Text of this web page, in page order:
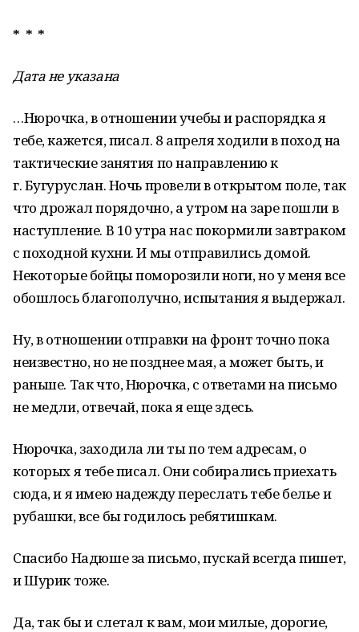
* * *
Дата не указана
…Нюрочка, в отношении учебы и распорядка я
тебе, кажется, писал. 8 апреля ходили в поход на
тактические занятия по направлению к
г. Бугуруслан. Ночь провели в открытом поле, так
что дрожал порядочно, а утром на заре пошли в
наступление. В 10 утра нас покормили завтраком
с походной кухни. И мы отправились домой.
Некоторые бойцы поморозили ноги, но у меня все
обошлось благополучно, испытания я выдержал.
Ну, в отношении отправки на фронт точно пока
неизвестно, но не позднее мая, а может быть, и
раньше. Так что, Нюрочка, с ответами на письмо
не медли, отвечай, пока я еще здесь.
Нюрочка, заходила ли ты по тем адресам, о
которых я тебе писал. Они собирались приехать
сюда, и я имею надежду переслать тебе белье и
рубашки, все бы годилось ребятишкам.
Спасибо Надюше за письмо, пускай всегда пишет,
и Шурик тоже.
Да, так бы и слетал к вам, мои милые, дорогие,